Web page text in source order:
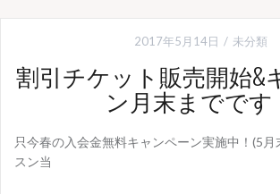
2017年5月14日 未分類
割引チケット販売開始&
ン月末までです
只今春の入会金無料キャンペーン実施中！(5
スン当